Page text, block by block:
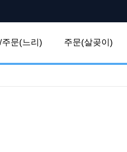
문(느리) 주문(살곶이)